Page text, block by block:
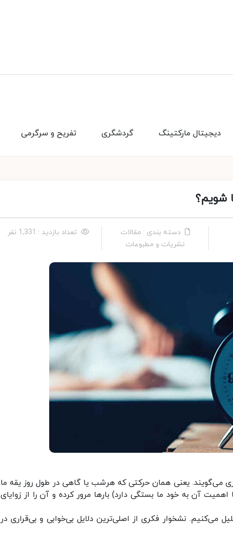
تفریح و سرگرمی گردشگری دیجیتال مارکتینگ
شویم؟
دسته بندی : مقالات
نشریات و مطبوعات
تعداد بازدید : 1,331 نفر
می‌گویند. یعنی همان حرکتی که هر شب یا گاهی در طول روز یقه ما
آن به خود ما بستگی دارد) بار‌ها مرور کرده و آن را از زوایای
می‌کنیم. نشخوار فکری از اصلی‌ترین دلایل بی‌خوابی و بی‌قراری در